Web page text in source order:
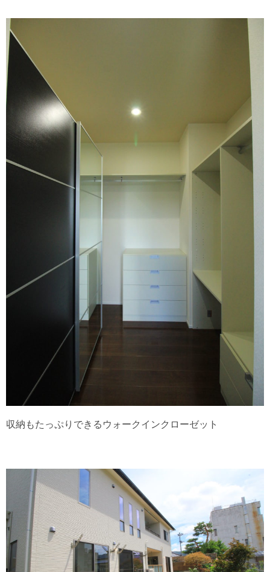
収納もたっぷりできるウォークインクローゼット